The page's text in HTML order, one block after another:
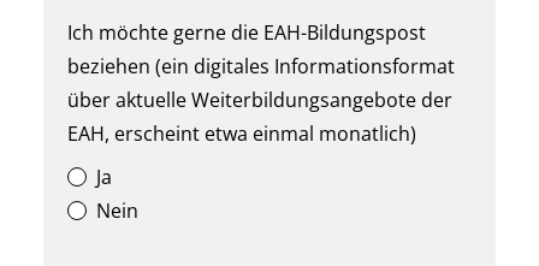
Ich möchte gerne die EAH-Bildungspost
beziehen (ein digitales Informationsformat
über aktuelle Weiterbildungsangebote der
EAH, erscheint etwa einmal monatlich)
Ja
Nein